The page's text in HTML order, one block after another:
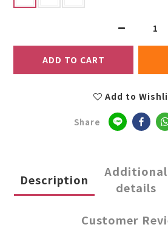
ADD TO CART
Add to
Share
Description
Additional
details
Customer